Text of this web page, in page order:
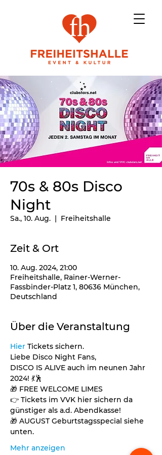
70s & 80s Disco
Night
Sa., 10. Aug.
  |
Freiheitshalle
Zeit & Ort
10. Aug. 2024, 21:00
Freiheitshalle, Rainer-Werner-
Fassbinder-Platz 1, 80636 München,
Deutschland
Über die Veranstaltung
Hier Tickets sichern.
Liebe Disco Night Fans,
DISCO IS ALIVE auch im neunen Jahr
2024! 💃🕺
🎁 FREE WELCOME LIMES
👉 Tickets im VVK hier sichern da
günstiger als a.d. Abendkasse!
🎁 AUGUST Geburtstagsspecial siehe
unten.
Mehr anzeigen